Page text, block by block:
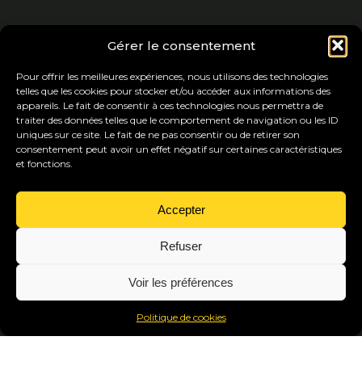
Gérer le consentement
Pour offrir les meilleures expériences, nous utilisons des technologies
telles que les cookies pour stocker et/ou accéder aux informations des
appareils. Le fait de consentir à ces technologies nous permettra de
traiter des données telles que le comportement de navigation ou les ID
uniques sur ce site. Le fait de ne pas consentir ou de retirer son
consentement peut avoir un effet négatif sur certaines caractéristiques
et fonctions.
Accepter
Refuser
Voir les préférences
Politique de cookies
WHATSAPP
Départements limitrophes
LIENS UTILES
À propos
Réalisations
RéalisationJaoweb Fougères